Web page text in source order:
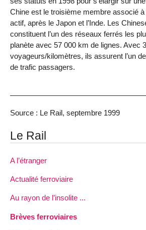
Chine est le troisième membre associé
actif, après le Japon et l’Inde. Les
constituent l’un des réseaux ferrés les
planète avec 57 000 km de lignes. Avec
voyageurs/kilomètres, ils assurent l’un
de trafic passagers.
Source : Le Rail, septembre 1999
Le Rail
A l’étranger
Actualité ferroviaire
Au rayon de l’insolite ...
Brèves ferroviaires